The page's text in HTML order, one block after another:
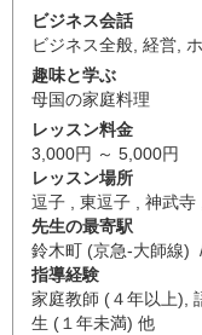
ビジネス会話
ビジネス全般 経営
趣味と学ぶ
母国の家庭料理
レッスン料金
3,000円 ～ 5,000円
レッスン場所
逗子 , 東逗子 , 神武寺
先生の最寄駅
鈴木町 (京急-大師線)
指導経験
家庭教師 (４年以上),
生 (１年未満) 他